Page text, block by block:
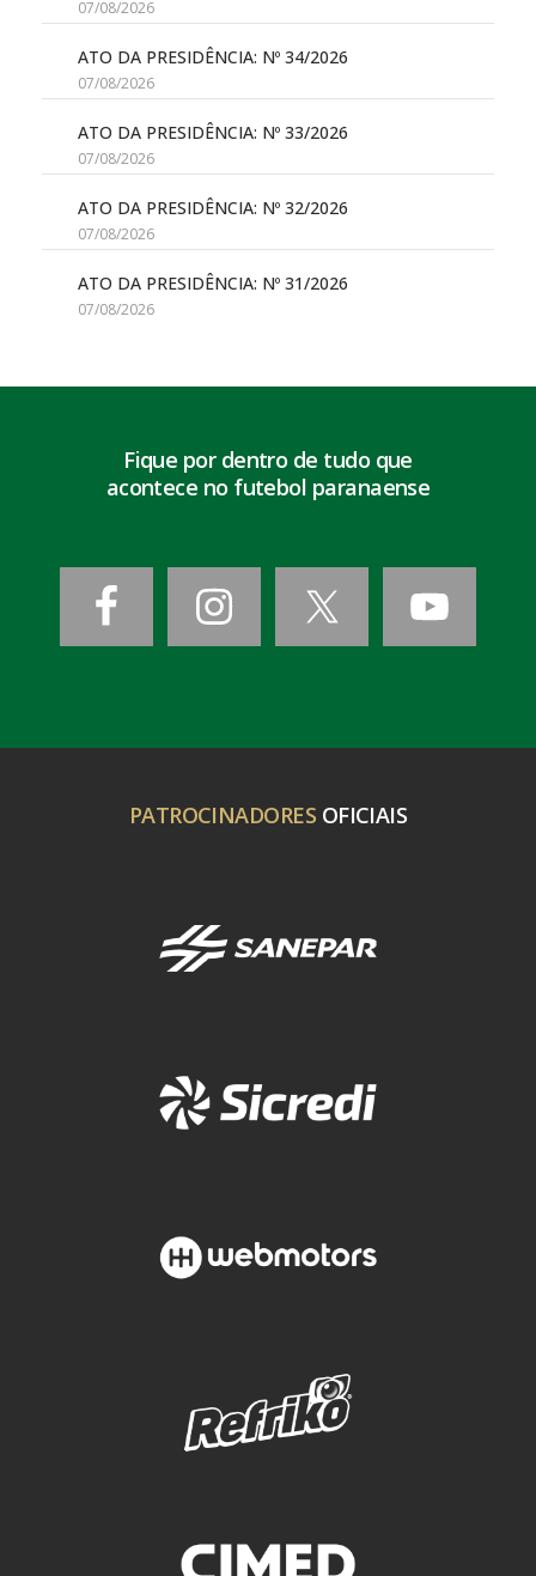
07/08/2026
ATO DA PRESIDÊNCIA: Nº 34/2026
07/08/2026
ATO DA PRESIDÊNCIA: Nº 33/2026
07/08/2026
ATO DA PRESIDÊNCIA: Nº 32/2026
07/08/2026
ATO DA PRESIDÊNCIA: Nº 31/2026
07/08/2026
Fique por dentro de tudo que
acontece no futebol paranaense
PATROCINADORES OFICIAIS